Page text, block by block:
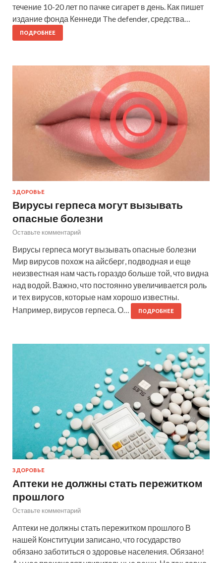
течение 10-20 лет по пачке сигарет в день. Как пишет
издание фонда Кеннеди The defender, средства…
ПОДРОБНЕЕ
ЗДОРОВЬЕ
Вирусы герпеса могут вызывать
опасные болезни
Оставьте комментарий
Вирусы герпеса могут вызывать опасные болезни
Мир вирусов похож на айсберг, подводная и еще
неизвестная нам часть гораздо больше той, что видна
над водой. Важно, что постоянно увеличивается роль
и тех вирусов, которые нам хорошо известны.
Например, вирусов герпеса. О…
ПОДРОБНЕЕ
ЗДОРОВЬЕ
Аптеки не должны стать пережитком
прошлого
Оставьте комментарий
Аптеки не должны стать пережитком прошлого В
нашей Конституции записано, что государство
обязано заботиться о здоровье населения. Обязано!